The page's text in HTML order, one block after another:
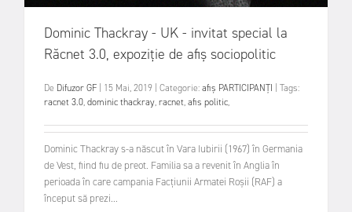
Dominic Thackray - UK - invitat special la
Răcnet 3.0, expoziție de afiș sociopolitic
De Difuzor GF 15 Mai, 2019 Categorie:afiș PARTICIPANȚI
Tags:
racnet 3.0,dominic thackray,racnet,afis politic,
Dominic Thackray s-a născut în Vara Iubirii (1967) în Germania
de Vest, fiind fiu de preot. Familia sa a revenit în Anglia în
perioada în care campania Facțiunii Armatei Roșii (RAF) a
început să prezi...